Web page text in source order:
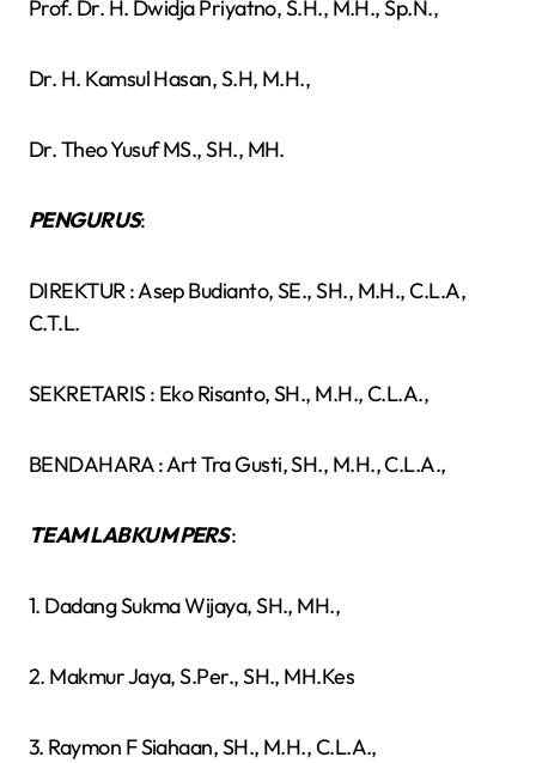
Prof. Dr. H. Dwidja Priyatno, S.H., M.H., Sp.N.,
Dr. H. Kamsul Hasan, S.H, M.H.,
Dr. Theo Yusuf MS., SH., MH.
PENGURUS:
DIREKTUR : Asep Budianto, SE., SH., M.H., C.L.A,
C.T.L.
SEKRETARIS : Eko Risanto, SH., M.H., C.L.A.,
BENDAHARA : Art Tra Gusti, SH., M.H., C.L.A.,
TEAM LABKUM PERS:
1. Dadang Sukma Wijaya, SH., MH.,
2. Makmur Jaya, S.Per., SH., MH.Kes
3. Raymon F Siahaan, SH., M.H., C.L.A.,